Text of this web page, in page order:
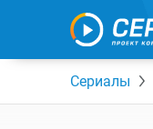
Сериалы